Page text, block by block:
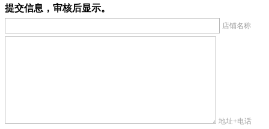
提交信息，审核后显示。
店铺名称
地址+电话